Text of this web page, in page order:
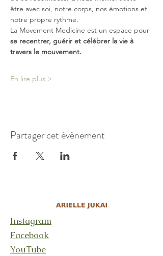
être avec soi, notre corps, nos émotions et
notre propre rythme.
La Movement Medicine est un espace pour
se recentrer, guérir et célébrer la vie à
travers le mouvement.
En lire plus >
Partager cet événement
Instagram
Facebook
YouTube